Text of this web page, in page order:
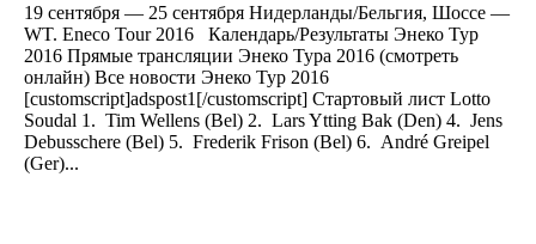
19 сентября — 25 сентября Нидерланды/Бельгия, Шоссе —
WT. Eneco Tour 2016 Календарь/Результаты Энеко Тур
2016 Прямые трансляции Энеко Тура 2016 (смотреть
онлайн) Все новости Энеко Тур 2016
[customscript]adspost1[/customscript] Стартовый лист Lotto
Soudal 1. Tim Wellens (Bel) 2. Lars Ytting Bak (Den) 4. Jens
Debusschere (Bel) 5. Frederik Frison (Bel) 6. André Greipel
(Ger)...